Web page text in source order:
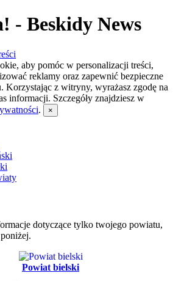
- Beskidy News
aby pomóc w personalizacji treści,
reklamy oraz zapewnić bezpieczne
Korzystając z witryny, wyrażasz zgodę na
informacji. Szczegóły znajdziesz w
.
×
dotyczące tylko twojego powiatu,
Powiat bielski